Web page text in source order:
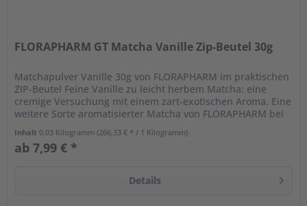
FLORAPHARM GT Matcha Vanille Zip-Beutel 30g
Matchapulver Vanille 30g von FLORAPHARM im praktischen
ZIP-Beutel Feine Vanille zu leicht herbem Matcha: eine
cremige Versuchung mit einem zart-exotischen Aroma. Eine
weitere Sorte aromatisierter Matcha von FLORAPHARM bei
Inhalt 0.03 Kilogramm(266,33 € * / 1 Kilogramm)
ab 7,99 € *
Details